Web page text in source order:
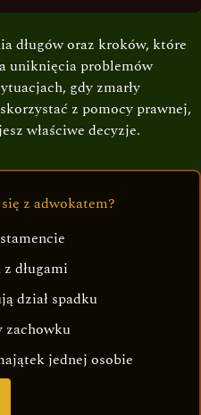
długów oraz kroków, które
uniknięcia problemów
gdy zmarły
z pomocy prawnej,
właściwe decyzje.
z adwokatem?
długami
dział spadku
zachowku
jednej osobie